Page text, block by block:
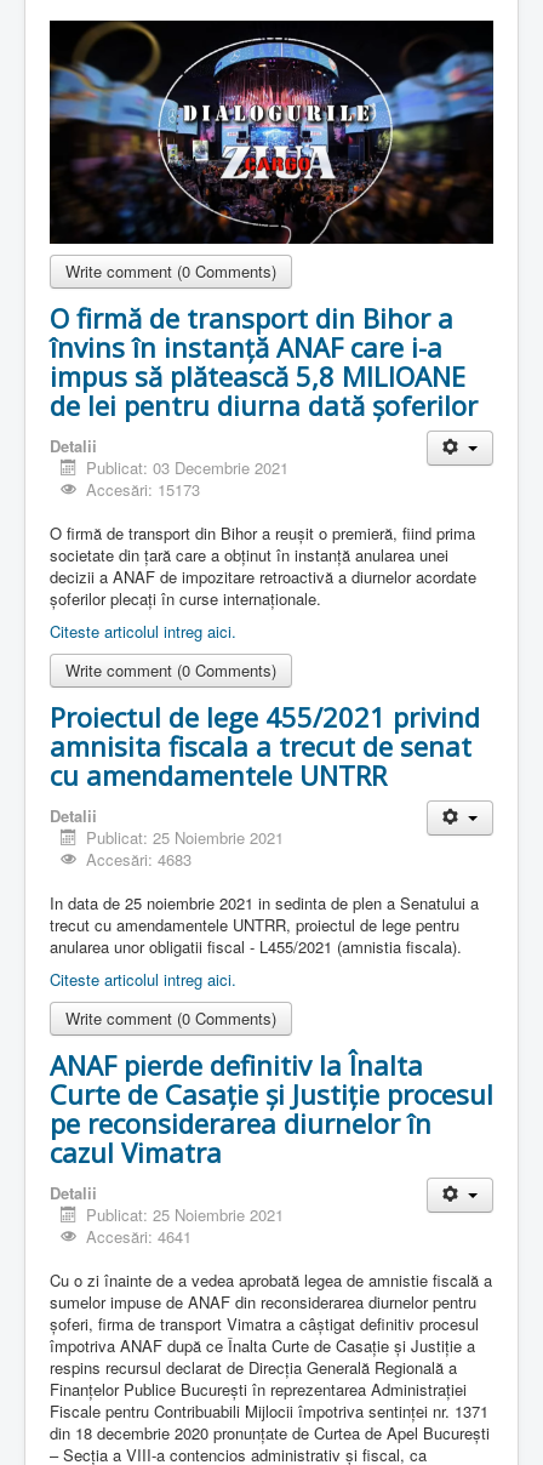
Write comment (0 Comments)
O firmă de transport din Bihor a
învins în instanță ANAF care i-a
impus să plătească 5,8 MILIOANE
de lei pentru diurna dată șoferilor
Detalii
Publicat: 03 Decembrie 2021
Accesări: 15173
O firmă de transport din Bihor a reușit o premieră, fiind prima
societate din țară care a obținut în instanță anularea unei
decizii a ANAF de impozitare retroactivă a diurnelor acordate
șoferilor plecați în curse internaționale.
Citeste articolul intreg aici.
Write comment (0 Comments)
Proiectul de lege 455/2021 privind
amnisita fiscala a trecut de senat
cu amendamentele UNTRR
Detalii
Publicat: 25 Noiembrie 2021
Accesări: 4683
In data de 25 noiembrie 2021 in sedinta de plen a Senatului a
trecut cu amendamentele UNTRR, proiectul de lege pentru
anularea unor obligatii fiscal - L455/2021 (amnistia fiscala).
Citeste articolul intreg aici.
Write comment (0 Comments)
ANAF pierde definitiv la Înalta
Curte de Casație și Justiție procesul
pe reconsiderarea diurnelor în
cazul Vimatra
Detalii
Publicat: 25 Noiembrie 2021
Accesări: 4641
Cu o zi înainte de a vedea aprobată legea de amnistie fiscală a
sumelor impuse de ANAF din reconsiderarea diurnelor pentru
șoferi, firma de transport Vimatra a câștigat definitiv procesul
împotriva ANAF după ce Înalta Curte de Casație și Justiție a
respins recursul declarat de Direcţia Generală Regională a
Finanţelor Publice Bucureşti în reprezentarea Administraţiei
Fiscale pentru Contribuabili Mijlocii împotriva sentinţei nr. 1371
din 18 decembrie 2020 pronunţate de Curtea de Apel Bucureşti
– Secţia a VIII-a contencios administrativ şi fiscal, ca